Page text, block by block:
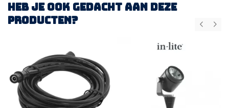
Heb je ook gedacht aan deze
producten?